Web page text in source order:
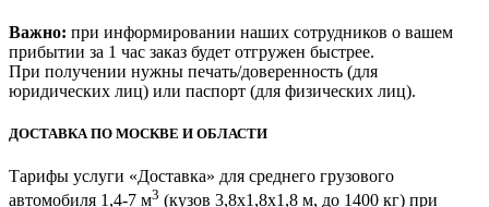
Важно: при информировании наших сотрудников о вашем
прибытии за 1 час заказ будет отгружен быстрее.
При получении нужны печать/доверенность (для
юридических лиц) или паспорт (для физических лиц).
ДОСТАВКА ПО МОСКВЕ И ОБЛАСТИ
Тарифы услуги «Доставка» для среднего грузового
автомобиля 1,4-7 м3 (кузов 3,8x1,8x1,8 м, до 1400 кг) при